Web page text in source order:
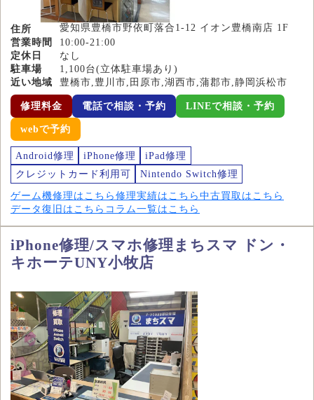
住所
愛知県豊橋市野依町落合1-12 イオン豊橋南店 1F
営業時間
10:00-21:00
定休日
なし
駐車場
1,100台(立体駐車場あり)
近い地域
豊橋市,豊川市,田原市,湖西市,蒲郡市,静岡浜松市
修理料金 電話で相談・予約 LINEで相談・予約
webで予約
Android修理 iPhone修理
iPad修理
クレジットカード利用可
Nintendo Switch修理
ゲーム機修理はこちら 修理実績はこちら 中古買取はこちら
データ復旧はこちら コラム一覧はこちら
iPhone修理/スマホ修理まちスマ ドン・
キホーテUNY小牧店